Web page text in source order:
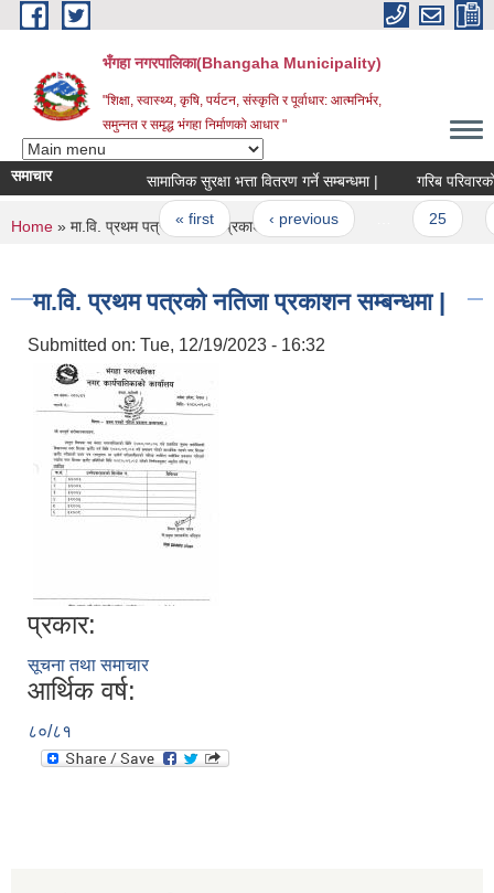
Skip to main content
भँगहा नगरपालिका(Bhangaha Municipality)
"शिक्षा, स्वास्थ्य, कृषि, पर्यटन, संस्कृति र पूर्वाधार: आत्मनिर्भर,
समुन्नत र समृद्ध भंगहा निर्माणको आधार "
समाचार सामाजिक सुरक्षा भत्ता वितरण गर्ने सम्बन्धमा | गरिब परिवारको
Pages
« first ‹ previous
You are here
Home » मा.वि. प्रथम पत्रको नतिजा प्रकाशन सम्बन्धमा |
मा.वि. प्रथम पत्रको नतिजा प्रकाशन सम्बन्धमा |
Submitted on: Tue, 12/19/2023 - 16:32
प्रकार:
सूचना तथा समाचार
आर्थिक वर्ष:
८०/८१